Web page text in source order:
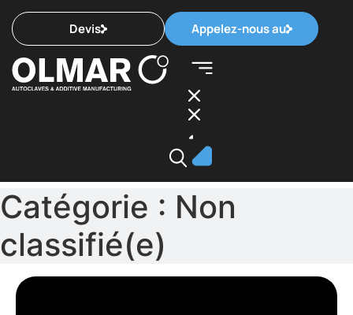
Devis Appelez-nous au
Catégorie : Non
classifié(e)